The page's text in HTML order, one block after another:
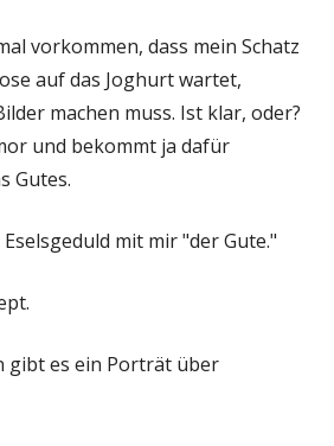
vorkommen, dass mein Schatz
auf das Joghurt wartet,
machen muss. Ist klar, oder?
und bekommt ja dafür
Gutes.
mit mir "der Gute."
gibt es ein Porträt über